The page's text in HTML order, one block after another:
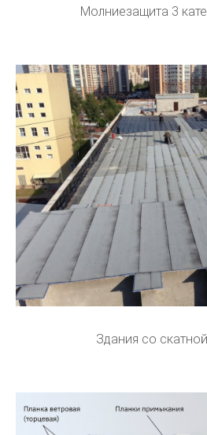
Молниезащита 3
Здания со